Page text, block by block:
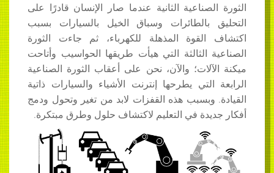
الثورة الصناعية الثانية عندما صار الإنسان قادرًا على
التحليق بالطائرات وسباق الخيل بالسيارات بسبب
اكتشاف القوة المذهلة للكهرباء، ثم جاءت الثورة
الصناعية الثالثة التي هيأت طريقها الحواسيب وأتاحت
ميكنة الآلات؛ والآن، نحن على أعقاب الثورة الصناعية
الرابعة التي يطرحها إنترنت الأشياء والسيارات ذاتية
القيادة. وبسبب هذه القفزات لابد من تغير وتحول ودمج
أفكار جديدة في التعليم لاكتشاف حلول وطرق مبتكرة.